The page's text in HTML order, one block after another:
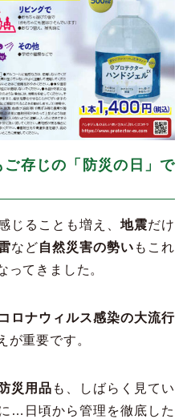
存じの「防災の日」で
じることも増え、地震だけ
など自然災害の勢い もこれ
ってきました。
ロナウィルス感染の大流行
が重要です。
防災用品 も、しばらく見てい
…日頃から管理を徹底した